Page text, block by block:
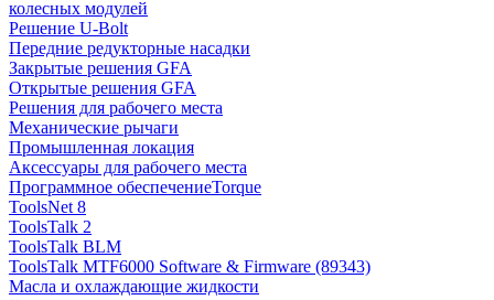
колесных модулей
Решение U-Bolt
Передние редукторные насадки
Закрытые решения GFA
Открытые решения GFA
Решения для рабочего места
Механические рычаги
Промышленная локация
Аксессуары для рабочего места
Программное обеспечениеTorque
ToolsNet 8
ToolsTalk 2
ToolsTalk BLM
ToolsTalk MTF6000 Software & Firmware (89343)
Масла и охлаждающие жидкости